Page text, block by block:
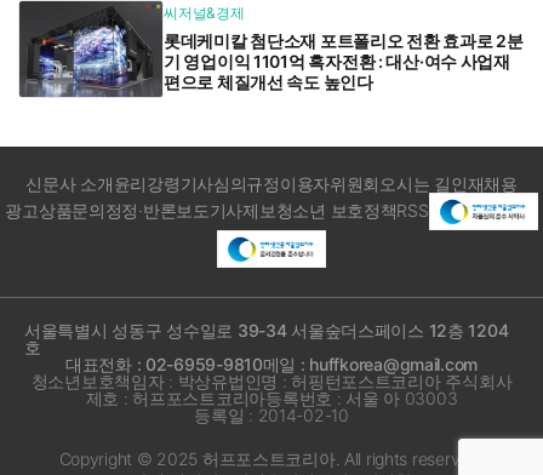
씨저널&경제
롯데케미칼 첨단소재 포트폴리오 전환 효과로 2분
기 영업이익 1101억 흑자전환 : 대산·여수 사업재
편으로 체질개선 속도 높인다
신문사 소개윤리강령기사심의규정이용자위원회 오시는 길인재채용
광고상품문의정정·반론보도기사제보청소년 보호정책RSS
서울특별시 성동구 성수일로 39-34 서울숲더스페이스 12층 1204
호
대표전화 : 02-6959-9810메일 : huffkorea@gmail.com
청소년보호책임자 : 박상유법인명 : 허핑턴포스트코리아 주식회사
제호 : 허프포스트코리아등록번호 : 서울 아 03003
등록일 : 2014-02-10
Copyright © 2025 허프포스트코리아. All rights reserved.